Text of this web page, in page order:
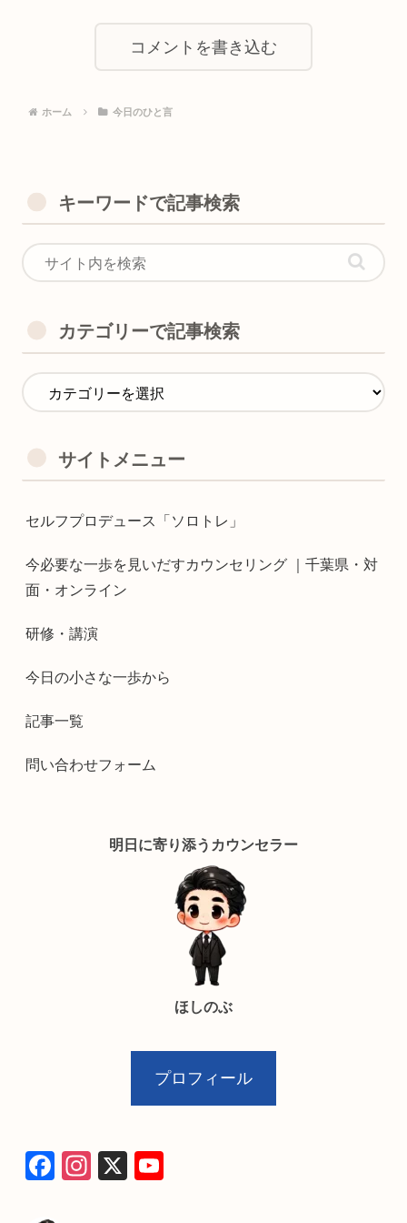
コメントを書き込む
ホーム 今日のひと言
キーワードで記事検索
カテゴリーで記事検索
サイトメニュー
セルフプロデュース「ソロトレ」
今必要な一歩を見いだすカウンセリング ｜千葉県・対
面・オンライン
研修・講演
今日の小さな一歩から
記事一覧
問い合わせフォーム
明日に寄り添うカウンセラー
ほしのぶ
プロフィール
F
In
X